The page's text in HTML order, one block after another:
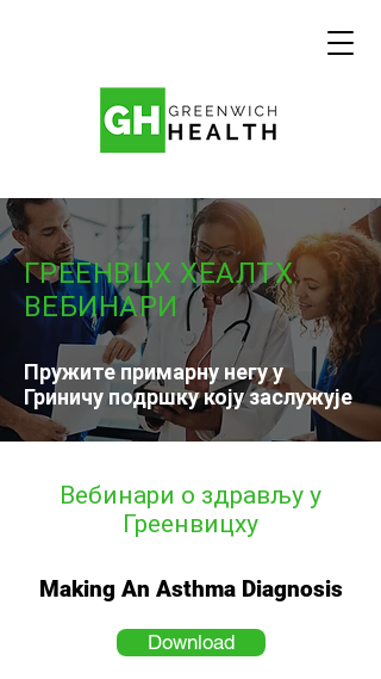
ГРЕЕНВЦХ ХЕАЛТХ
ВЕБИНАРИ
Пружите примарну негу у
Гриничу подршку коју заслужује
Вебинари о здрављу у
Греенвицху
Making An Asthma Diagnosis
Download